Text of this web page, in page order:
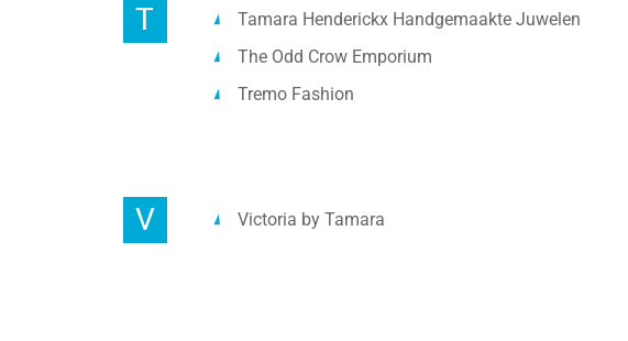
T
Tamara Henderickx Handgemaakte Juwelen
The Odd Crow Emporium
Tremo Fashion
V Victoria by Tamara